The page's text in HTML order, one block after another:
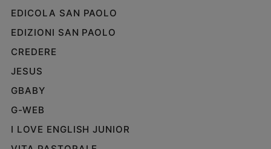
Foto
Podcast
EDICOLA SAN PAOLO
EDIZIONI SAN PAOLO
CREDERE
JESUS
GBABY
G-WEB
I LOVE ENGLISH JUNIOR